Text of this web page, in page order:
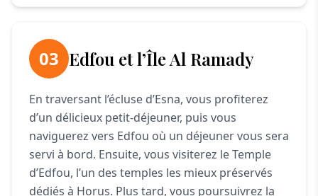
03 Edfou et l’Île Al Ramady
En traversant l’écluse d’Esna, vous profiterez
d’un délicieux petit-déjeuner, puis vous
naviguerez vers Edfou où un déjeuner vous sera
servi à bord. Ensuite, vous visiterez le Temple
d’Edfou, l’un des temples les mieux préservés
dédiés à Horus. Plus tard, vous poursuivrez la